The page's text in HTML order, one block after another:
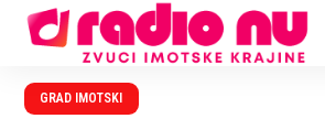
GRAD IMOTSKI